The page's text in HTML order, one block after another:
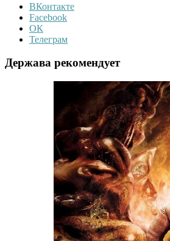
ВКонтакте
Facebook
ОК
Телеграм
Держава рекомендует